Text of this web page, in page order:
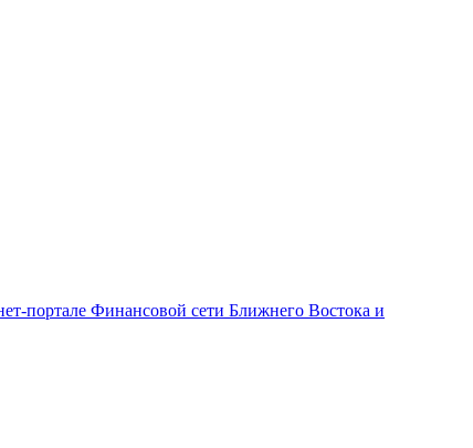
портале Финансовой сети Ближнего Востока и